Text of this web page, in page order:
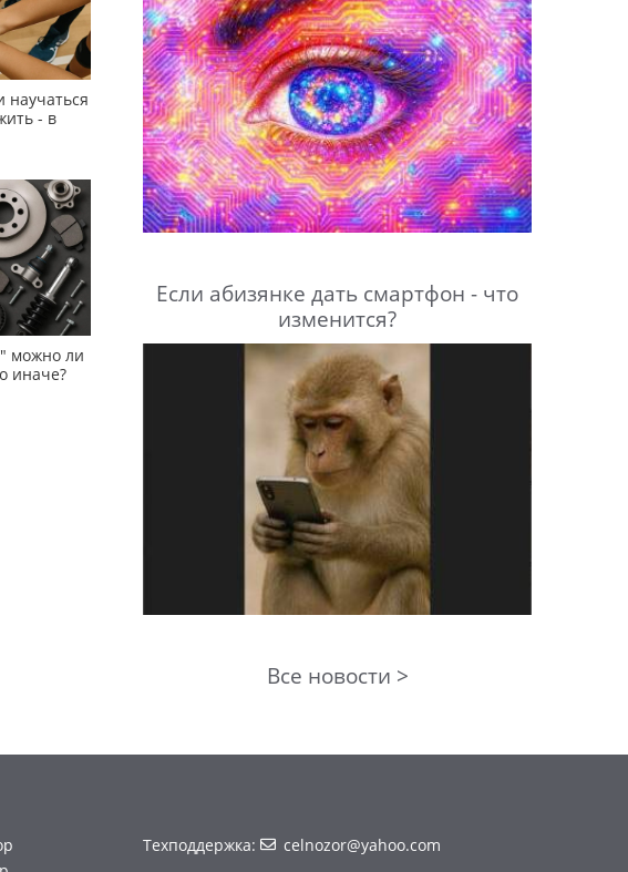
научаться
- в
можно ли
иначе?
Если абизянке дать смартфон - что
изменится?
Все новости >
Техподдержка: celnozor@yahoo.com